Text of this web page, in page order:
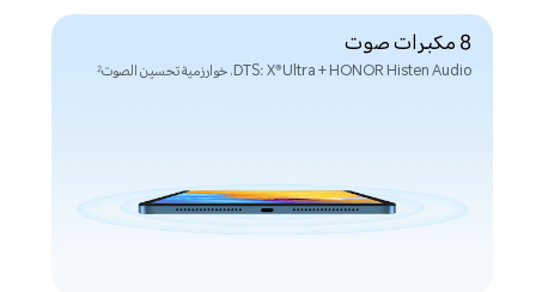
8 مكبرات صوت
DTS: X®Ultra + HONOR Histen Audio، خوارزمية تحسين الصوت 2